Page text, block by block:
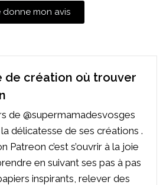
donne mon avis
de création où trouver
de @supermamadesvosges
délicatesse de ses créations .
Patreon c’est s’ouvrir à la joie
en suivant ses pas à pas
inspirants, relever des